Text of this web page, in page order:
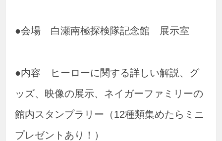
●会場 白瀬南極探検隊記念館 展示室
●内容 ヒーローに関する詳しい解説、グ
ッズ、映像の展示、ネイガーファミリーの
館内スタンプラリー（12種類集めたらミニ
プレゼントあり！）